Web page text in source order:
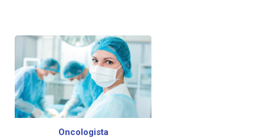
Oncologista